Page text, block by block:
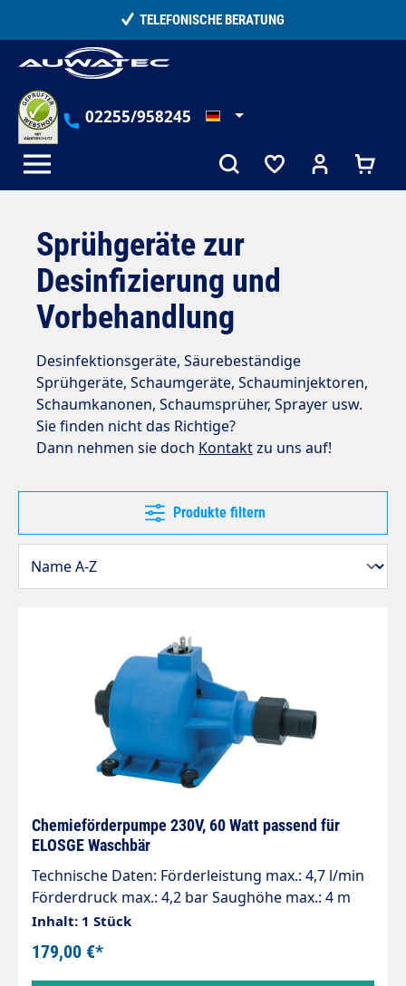
TELEFONISCHE BERATUNG
02255/958245
Sprühgeräte zur
Desinfizierung und
Vorbehandlung
Desinfektionsgeräte, Säurebeständige
Sprühgeräte, Schaumgeräte, Schauminjektoren,
Schaumkanonen, Schaumsprüher, Sprayer usw.
Sie finden nicht das Richtige?
Dann nehmen sie doch Kontaktzu uns auf!
Produkte filtern
Chemieförderpumpe 230V, 60 Watt passend für
ELOSGE Waschbär
Technische Daten: Förderleistung max.: 4,7 l/min
Förderdruck max.: 4,2 bar Saughöhe max.: 4 m
Gewicht: 1,9 kg Anschluss Medium: 3/8"
Spannung [V]: 230V AC Kolbendurchmesser: 12
mm Einschaltdauer bei 20°C: 100% ED Zum
Inhalt: 1 Stück
179,00 €*